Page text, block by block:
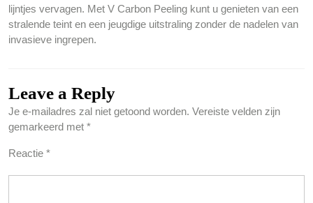
lijntjes vervagen. Met V Carbon Peeling kunt u genieten van een
stralende teint en een jeugdige uitstraling zonder de nadelen van
invasieve ingrepen.
Leave a Reply
Je e-mailadres zal niet getoond worden. Vereiste velden zijn
gemarkeerd met *
Reactie *